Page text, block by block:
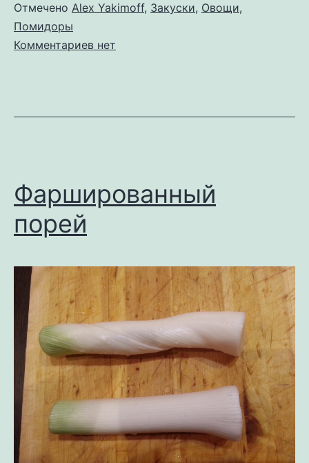
Отмечено Alex Yakimoff, Закуски, Овощи,
Помидоры
Комментариев к
помидоры
нет
Фаршированный
порей